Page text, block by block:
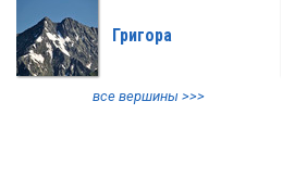
Григора
все вершины >>>